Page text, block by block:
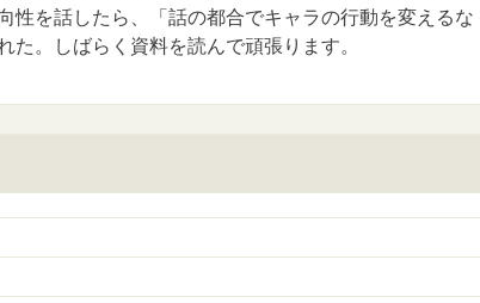
性を話したら、「話の都合でキャラの行動を変えるな
た。しばらく資料を読んで頑張ります。